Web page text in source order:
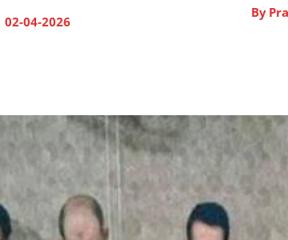
02-04-2026
By